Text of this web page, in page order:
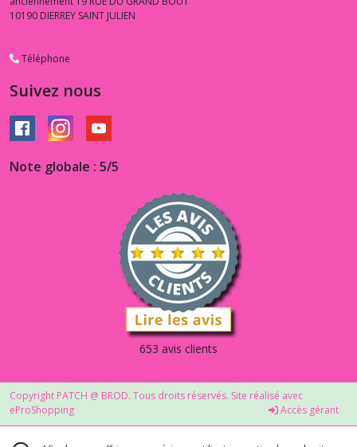
10190 DIERREY SAINT JULIEN
Téléphone
Suivez nous
Note globale : 5/5
653 avis clients
Copyright PATCH @ BROD. Tous droits réservés. Site réalisé avec
eProShopping
Accès gérant